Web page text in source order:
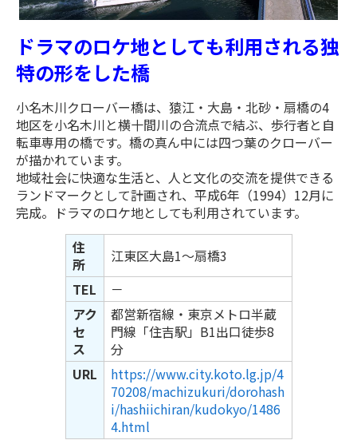
ドラマのロケ地としても利用される独
特の形をした橋
小名木川クローバー橋は、猿江・大島・北砂・扇橋の4
地区を小名木川と横十間川の合流点で結ぶ、歩行者と自
転車専用の橋です。橋の真ん中には四つ葉のクローバー
が描かれています。
地域社会に快適な生活と、人と文化の交流を提供できる
ランドマークとして計画され、平成6年（1994）12月に
完成。ドラマのロケ地としても利用されています。
住
所
江東区大島1～扇橋3
TEL
－
アク
セ
ス
都営新宿線・東京メトロ半蔵
門線「住吉駅」B1出口徒歩8
分
URL
https://www.city.koto.lg.jp/4
70208/machizukuri/dorohash
i/hashiichiran/kudokyo/1486
4.html